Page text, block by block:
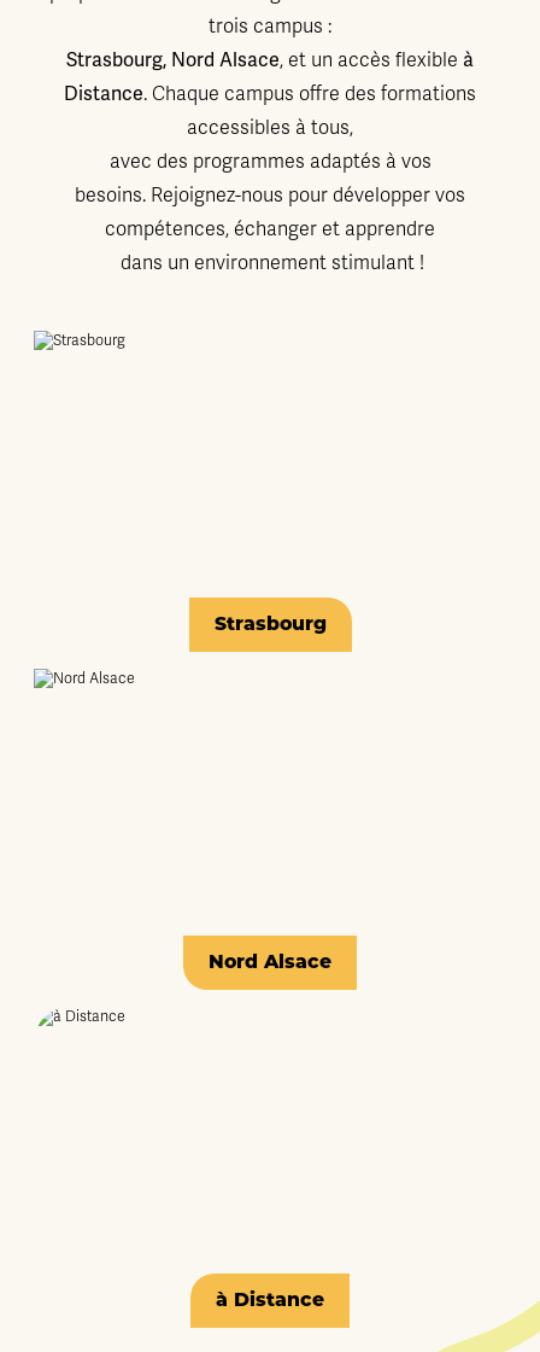
trois campus :
Strasbourg, Nord Alsace, et un accès flexible à
Distance. Chaque campus offre des formations
accessibles à tous,
avec des programmes adaptés à vos
besoins. Rejoignez-nous pour développer vos
compétences, échanger et apprendre
dans un environnement stimulant !
Strasbourg
Nord Alsace
à Distance